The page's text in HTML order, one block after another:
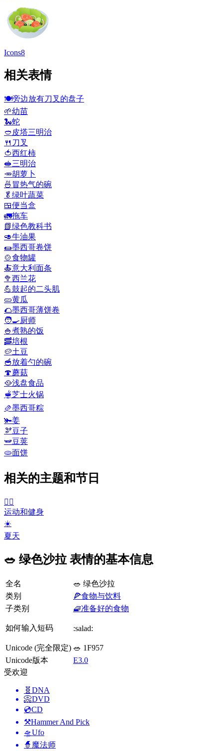
Icons8
相关表情
🍽️旁边放有刀叉的盘子
🌱幼苗
🐍蛇
🥙 皮塔三明治
🍴 刀叉
🍅西红柿
🥪三明治
🥕胡萝卜
🍜 冒热气的碗
🥬 绿叶蔬菜
🍱便当盒
🚛拖车
📗绿色教科书
🥑牛油果
🌯墨西哥卷饼
🍲食物罐
🍝意大利面条
🥦西兰花
💪鼓起的二头肌
🥒黄瓜
🌮墨西哥薄饼卷
🧑‍🍳厨师
🍚煮熟的饭
🥓培根
🥔土豆
🥣放着勺的碗
🍄蘑菇
🥘浅盘食品
🫕芝士火锅
🫔墨西哥粽
🫚姜
🫘豆子
🫛豆荚
🫓面饼
相关的主题和节日
🤾‍♀️
运动和健身
☀️
夏天
🥗 绿色沙拉 表情的基本信息
全名
🥗 绿色沙拉
类别
🍕食物与饮料
子类别
🧇准备好的食物
如何输入短码 :salad:
Unicode (完全限定) 🥗 1F957
Unicode版本
E3.0
受欢迎
🧬 DNA
📀DVD
💿CD
⚒️Hammer And Pick
🛸Ufo
🧙 魔法师